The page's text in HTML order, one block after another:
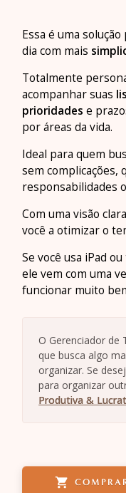
Essa é uma
dia com mais
Totalmente
acompanhar suas
prioridades e
por áreas da vida.
Ideal para quem
sem complicações,
responsabilidades
Com uma visão
você a otimizar o
Se você usa iPad
ele vem com uma
funcionar muito
O Gerenciador de
que busca algo
organizar. Se
para organizar
Produtiva &